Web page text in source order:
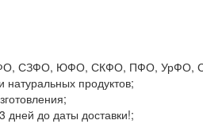
в ЦФО, СЗФО, ЮФО, СКФО, ПФО,
натуральных продуктов;
дней до даты доставки!;